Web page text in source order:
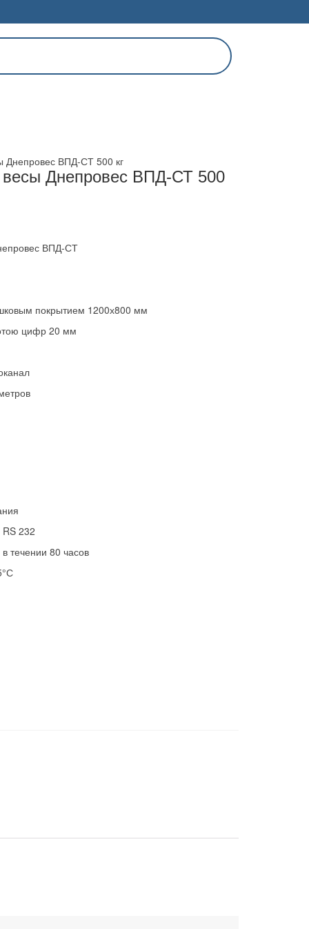
Днепровес ВПД-СТ 500 кг
Днепровес ВПД-СТ 500
ВПД-СТ
покрытием 1200х800 мм
цифр 20 мм
232
течении 80 часов